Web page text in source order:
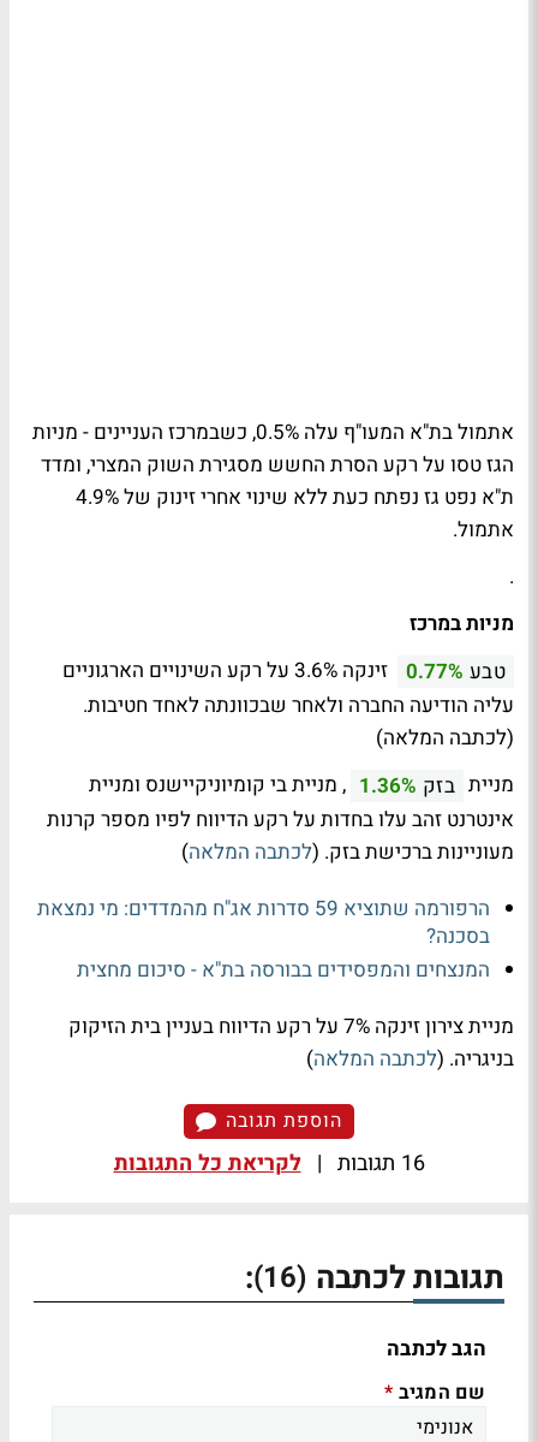
אתמול בת"א המעו"ף עלה 0.5%, כשבמרכז העניינים - מניות
הגז טסו על רקע הסרת החשש מסגירת השוק המצרי, ומדד
ת"א נפט גז נפתח כעת ללא שינוי אחרי זינוק של 4.9%
אתמול.
.
מניות במרכז
טבע 0.77%
זינקה 3.6% על רקע השינויים הארגוניים
עליה הודיעה החברה ולאחר שבכוונתה לאחד חטיבות.
(לכתבה המלאה)
מניית בזק 1.36% , מניית בי קומיוניקיישנס ומניית
אינטרנט זהב עלו בחדות על רקע הדיווח לפיו מספר קרנות
מעוניינות ברכישת בזק. (לכתבה המלאה)
הרפורמה שתוציא 59 סדרות אג"ח מהמדדים: מי נמצאת
בסכנה?
המנצחים והמפסידים בבורסה בת"א - סיכום מחצית
מניית צירון זינקה 7% על רקע הדיווח בעניין בית הזיקוק
בניגריה. (לכתבה המלאה)
הוספת תגובה
16 תגובות | לקריאת כל התגובות
תגובות לכתבה (16)
:
הגב לכתבה
שם המגיב *